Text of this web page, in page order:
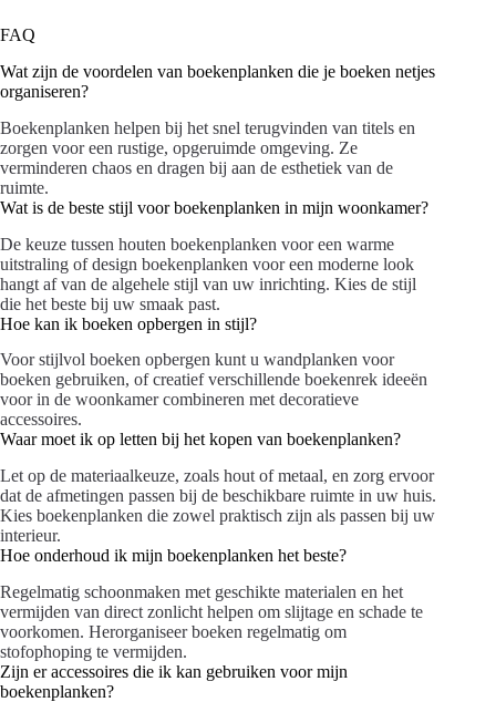
FAQ
Wat zijn de voordelen van boekenplanken die je boeken netjes
organiseren?
Boekenplanken helpen bij het snel terugvinden van titels en
zorgen voor een rustige, opgeruimde omgeving. Ze
verminderen chaos en dragen bij aan de esthetiek van de
ruimte.
Wat is de beste stijl voor boekenplanken in mijn woonkamer?
De keuze tussen houten boekenplanken voor een warme
uitstraling of design boekenplanken voor een moderne look
hangt af van de algehele stijl van uw inrichting. Kies de stijl
die het beste bij uw smaak past.
Hoe kan ik boeken opbergen in stijl?
Voor stijlvol boeken opbergen kunt u wandplanken voor
boeken gebruiken, of creatief verschillende boekenrek ideeën
voor in de woonkamer combineren met decoratieve
accessoires.
Waar moet ik op letten bij het kopen van boekenplanken?
Let op de materiaalkeuze, zoals hout of metaal, en zorg ervoor
dat de afmetingen passen bij de beschikbare ruimte in uw huis.
Kies boekenplanken die zowel praktisch zijn als passen bij uw
interieur.
Hoe onderhoud ik mijn boekenplanken het beste?
Regelmatig schoonmaken met geschikte materialen en het
vermijden van direct zonlicht helpen om slijtage en schade te
voorkomen. Herorganiseer boeken regelmatig om
stofophoping te vermijden.
Zijn er accessoires die ik kan gebruiken voor mijn
boekenplanken?